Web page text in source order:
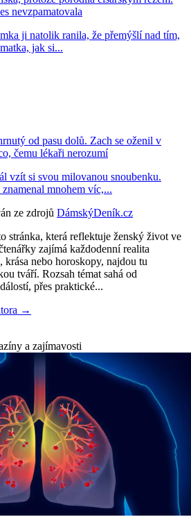
nevzpamatovala
ji natolik ranila, že přemýšlí nad tím,
jak si...
od pasu dolů. Zach se oženil v
čemu lékaři nerozumí
vzít si svou milovanou snoubenku.
mnohem víc,...
ze zdrojů DámskýDeník.cz
stránka, která reflektuje ženský život ve
zajímá každodenní realita
krása nebo horoskopy, najdou tu
tváří. Rozsah témat sahá od
přes praktické...
→
a zajímavosti